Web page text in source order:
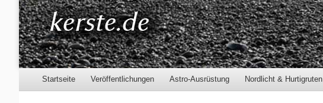
Menu
Skip to content
Startseite Veröffentlichungen Astro-Ausrüstung Nordlicht & Hurtigruten